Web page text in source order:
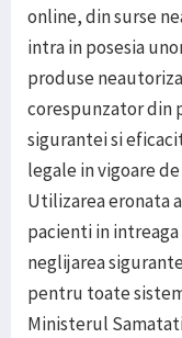
online, din surse
intra in posesia
produse
corespunzator din
sigurantei si
legale in vigoare
Utilizarea eronata
pacienti in
neglijarea
pentru toate
Ministerul